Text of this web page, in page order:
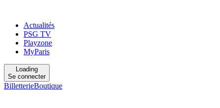
Actualités
PSG TV
Playzone
MyParis
Loading
Se connecter
BilletterieBoutique